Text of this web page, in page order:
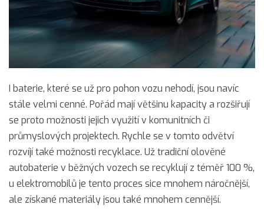
I baterie, které se už pro pohon vozu nehodí, jsou navíc
stále velmi cenné. Pořád mají většinu kapacity a rozšiřují
se proto možnosti jejich využití v komunitních či
průmyslových projektech. Rychle se v tomto odvětví
rozvíjí také možnosti recyklace. Už tradiční olověné
autobaterie v běžných vozech se recyklují z téměř 100 %,
u elektromobilů je tento proces sice mnohem náročnější,
ale získané materiály jsou také mnohem cennější.